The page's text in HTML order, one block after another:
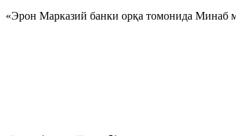
«Эрон Марказий банки орқа томонида Минаб